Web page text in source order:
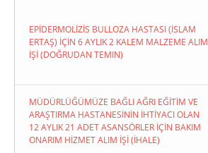
EPİDERMOLİZİS BULLOZA HASTASI (İSLAM
ERTAŞ) İÇİN 6 AYLIK 2 KALEM MALZEME ALIM
İŞİ (DOĞRUDAN TEMIN)
MÜDÜRLÜĞÜMÜZE BAĞLI AĞRI EĞİTİM VE
ARAŞTIRMA HASTANESİNİN İHTİYACI OLAN
12 AYLIK 21 ADET ASANSÖRLER İÇİN BAKIM
ONARIM HİZMET ALIM İŞİ (İHALE)